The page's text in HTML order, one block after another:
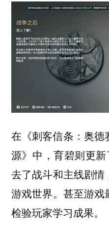
在《刺客信条：奥
源》中，育碧则更新
去了战斗和主线剧
游戏世界。甚至游戏
检验玩家学习成果。